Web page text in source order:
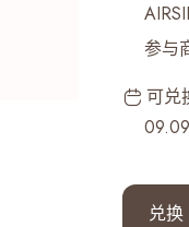
参与
可兑
兑换